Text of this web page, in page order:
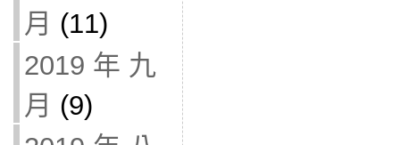
月 (11)
2019 年 九
月 (9)